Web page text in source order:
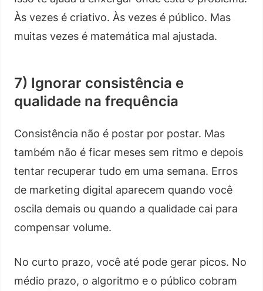
Às vezes é criativo. Às vezes é público. Mas
muitas vezes é matemática mal ajustada.
7) Ignorar consistência e
qualidade na frequência
Consistência não é postar por postar. Mas
também não é ficar meses sem ritmo e depois
tentar recuperar tudo em uma semana. Erros
de marketing digital aparecem quando você
oscila demais ou quando a qualidade cai para
compensar volume.
No curto prazo, você até pode gerar picos. No
médio prazo, o algoritmo e o público cobram